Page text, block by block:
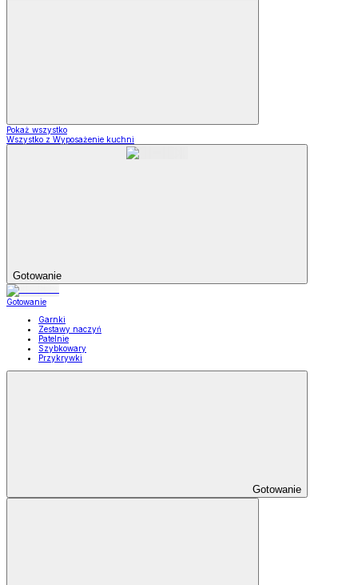
Pokaż wszystko
Wszystko z Wyposażenie kuchni
Gotowanie
Gotowanie
Garnki
Zestawy naczyń
Patelnie
Szybkowary
Przykrywki
Gotowanie